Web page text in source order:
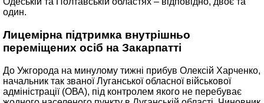
один.
Лицемірна підтримка внутрішньо
переміщених осіб на Закарпатті
До Ужгорода на минулому тижні прибув Олексій Харченко,
начальник так званої Луганської обласної військової
адміністрації (ОВА), під контролем якого не перебуває